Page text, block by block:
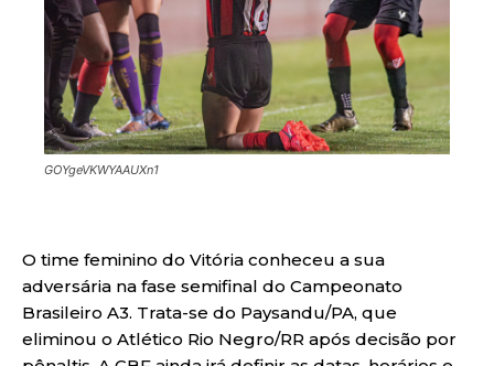
GOYgeVKWYAAUXn1
O time feminino do Vitória conheceu a sua
adversária na fase semifinal do Campeonato
Brasileiro A3. Trata-se do Paysandu/PA, que
eliminou o Atlético Rio Negro/RR após decisão por